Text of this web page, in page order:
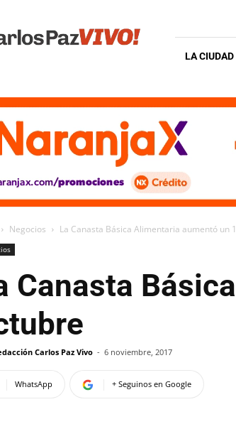
LA CIUDAD
Negocios La Canasta Básica Alimentaria aumentó un
Canasta
Carlos Paz Vivo - 6 noviembre, 2017
WhatsApp + Seguinos en Google